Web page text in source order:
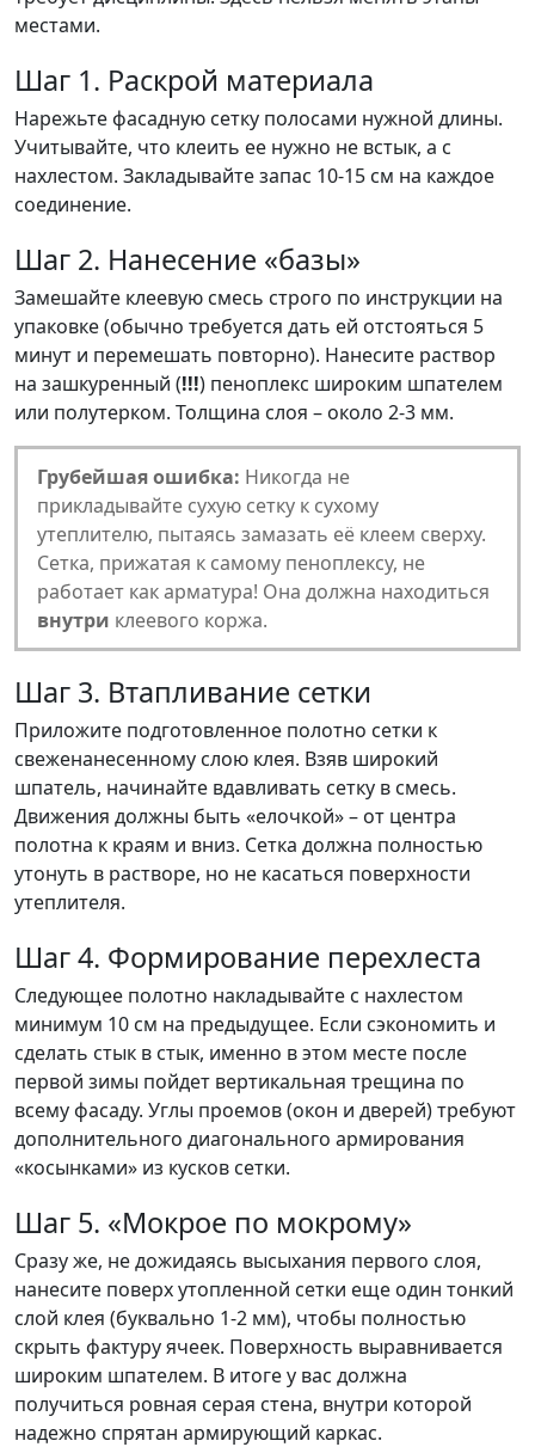
местами.
Шаг 1. Раскрой материала
Нарежьте фасадную сетку полосами нужной длины.
Учитывайте, что клеить ее нужно не встык, а с
нахлестом. Закладывайте запас 10-15 см на каждое
соединение.
Шаг 2. Нанесение «базы»
Замешайте клеевую смесь строго по инструкции на
упаковке (обычно требуется дать ей отстояться 5
минут и перемешать повторно). Нанесите раствор
на зашкуренный (!!!) пеноплекс широким шпателем
или полутерком. Толщина слоя – около 2-3 мм.
Грубейшая ошибка: Никогда не
прикладывайте сухую сетку к сухому
утеплителю, пытаясь замазать её клеем сверху.
Сетка, прижатая к самому пеноплексу, не
работает как арматура! Она должна находиться
внутри клеевого коржа.
Шаг 3. Втапливание сетки
Приложите подготовленное полотно сетки к
свеженанесенному слою клея. Взяв широкий
шпатель, начинайте вдавливать сетку в смесь.
Движения должны быть «елочкой» – от центра
полотна к краям и вниз. Сетка должна полностью
утонуть в растворе, но не касаться поверхности
утеплителя.
Шаг 4. Формирование перехлеста
Следующее полотно накладывайте с нахлестом
минимум 10 см на предыдущее. Если сэкономить и
сделать стык в стык, именно в этом месте после
первой зимы пойдет вертикальная трещина по
всему фасаду. Углы проемов (окон и дверей) требуют
дополнительного диагонального армирования
«косынками» из кусков сетки.
Шаг 5. «Мокрое по мокрому»
Сразу же, не дожидаясь высыхания первого слоя,
нанесите поверх утопленной сетки еще один тонкий
слой клея (буквально 1-2 мм), чтобы полностью
скрыть фактуру ячеек. Поверхность выравнивается
широким шпателем. В итоге у вас должна
получиться ровная серая стена, внутри которой
надежно спрятан армирующий каркас.